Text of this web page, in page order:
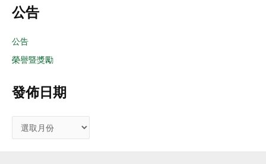
公告
公告
榮譽暨獎勵
發佈日期